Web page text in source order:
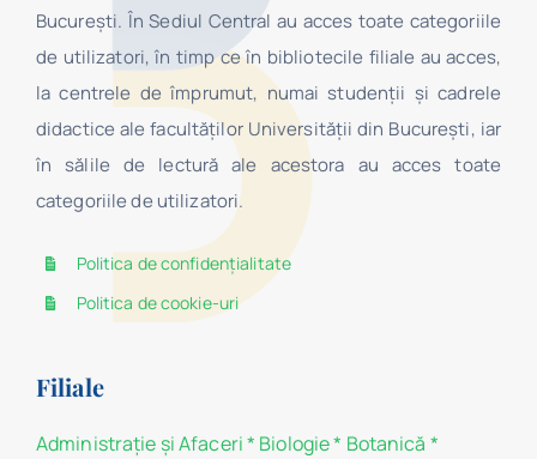
Bucureşti. În Sediul Central au acces toate categoriile
de utilizatori, în timp ce în bibliotecile filiale au acces,
la centrele de împrumut, numai studenţii şi cadrele
didactice ale facultăților Universității din București, iar
în sălile de lectură ale acestora au acces toate
categoriile de utilizatori.
Politica de confidențialitate
Politica de cookie-uri
Filiale
Administraţie şi Afaceri* Biologie* Botanică *